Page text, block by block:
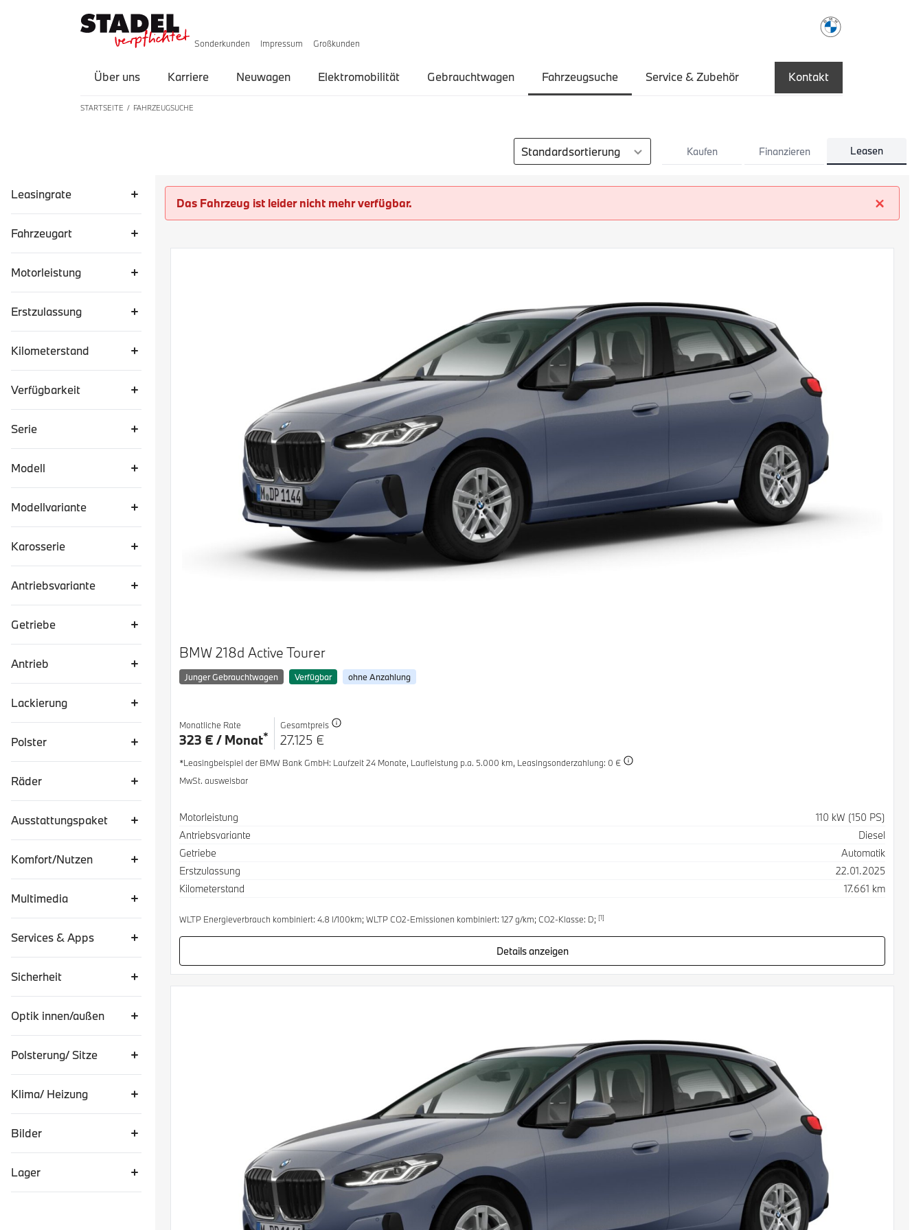
Sonderkunden Impressum Großkunden
Über uns Karriere Neuwagen Elektromobilität Gebrauchtwagen Fahrzeugsuche Service & Zubehör Kontakt
STARTSEITE FAHRZEUGSUCHE
Sortierung auswählen Kaufen Finanzieren Leasen
Leasingrate
Fahrzeugart
Motorleistung
Erstzulassung
Kilometerstand
Verfügbarkeit
Serie
Modell
Modellvariante
Karosserie
Antriebsvariante
Getriebe
Antrieb
Lackierung
Polster
Räder
Ausstattungspaket
Komfort/Nutzen
Multimedia
Services & Apps
Sicherheit
Optik innen/außen
Polsterung/ Sitze
Klima/ Heizung
Bilder
Lager
Das Fahrzeug ist leider nicht mehr verfügbar.
BMW 218d Active Tourer
Junger Gebrauchtwagen Verfügbar ohne Anzahlung
Monatliche Rate
323 € / Monat*
Gesamtpreis
27.125 €
*Leasingbeispiel der BMW Bank GmbH: Laufzeit 24 Monate, Laufleistung p.a. 5.000 km, Leasingsonderzahlung: 0 €
MwSt. ausweisbar
Spezifikation
Motorleistung
110 kW (150 PS)
Antriebsvariante
Diesel
Getriebe
Automatik
Erstzulassung
22.01.2025
Kilometerstand
17.661 km
WLTP Energieverbrauch kombiniert: 4.8 l/100km; WLTP CO2-Emissionen kombiniert: 127 g/km; CO2-Klasse: D; [1]
Details anzeigen